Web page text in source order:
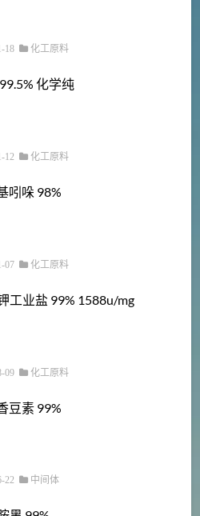
18 化工原料
化学纯
12 化工原料
吲哚 98%
07 化工原料
工业盐 99% 1588u/mg
09 化工原料
豆素 99%
22 中间体